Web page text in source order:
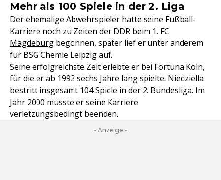
Mehr als 100 Spiele in der 2. Liga
Der ehemalige Abwehrspieler hatte seine Fußball-
Karriere noch zu Zeiten der DDR beim 1. FC
Magdeburg begonnen, später lief er unter anderem
für BSG Chemie Leipzig auf.
Seine erfolgreichste Zeit erlebte er bei Fortuna Köln,
für die er ab 1993 sechs Jahre lang spielte. Niedziella
bestritt insgesamt 104 Spiele in der 2. Bundesliga. Im
Jahr 2000 musste er seine Karriere
verletzungsbedingt beenden.
- Anzeige -